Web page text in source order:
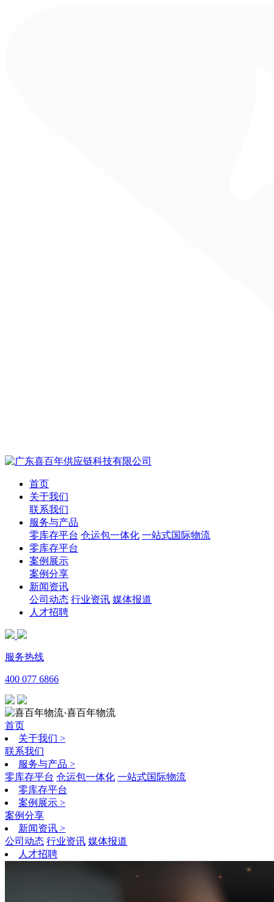
首页
关于我们
联系我们
服务与产品
零库存平台 仓运包一体化 一站式国际物流
零库存平台
案例展示
案例分享
新闻资讯
公司动态 行业资讯 媒体报道
人才招聘
服务热线
400 077 6866
·喜百年物流
首页
关于我们 >
联系我们
服务与产品 >
零库存平台 仓运包一体化 一站式国际物流
零库存平台
案例展示 >
案例分享
新闻资讯 >
公司动态 行业资讯 媒体报道
人才招聘